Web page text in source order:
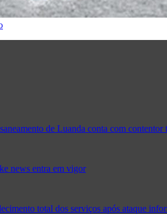
de Luanda conta com
news entra em vigor
total dos serviços após ataque